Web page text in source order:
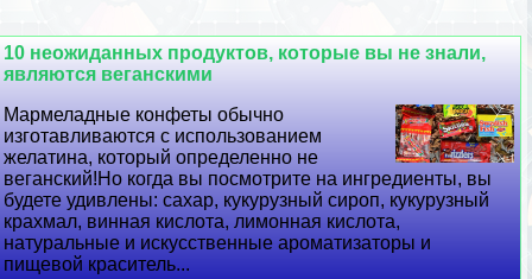
10 неожиданных продуктов, которые вы не знали,
являются веганскими
Мармеладные конфеты обычно
изготавливаются с использованием
желатина, который определенно не
веганский!Но когда вы посмотрите на ингредиенты, вы
будете удивлены: сахар, кукурузный сироп, кукурузный
крахмал, винная кислота, лимонная кислота,
натуральные и искусственные ароматизаторы и
пищевой краситель...